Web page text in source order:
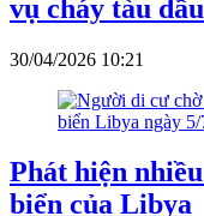
vụ cháy tàu
30/04/2026 10:21
Phát hiện
biển của Libya